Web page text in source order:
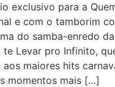
exclusivo para a
e com o tamborim
do samba-enredo
te Levar pro Infinito,
aos maiores hits
momentos mais […]